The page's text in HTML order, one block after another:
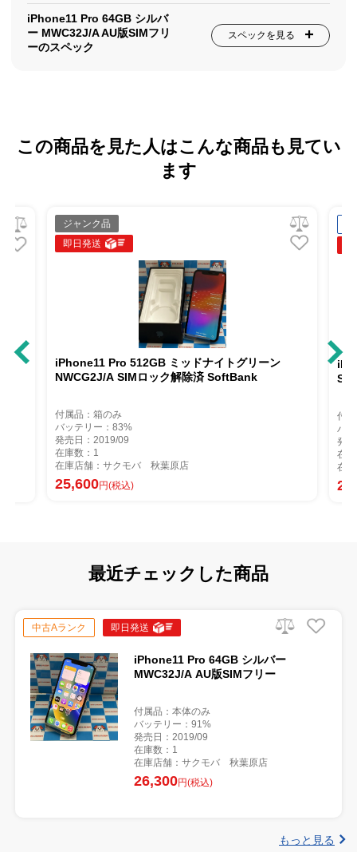
iPhone11 Pro 64GB シルバ
ー MWC32J/A AU版SIMフリ
ーのスペック
スペックを見る
この商品を見た人はこんな商品も見てい
ます
ジャンク品
即日発送
iPhone11 Pro 512GB ミッドナイトグリーン
NWCG2J/A SIMロック解除済 SoftBank
付属品：箱のみ
バッテリー：83%
発売日：2019/09
在庫数：1
在庫店舗：サクモバ 秋葉原店
25,600円(税込)
付
バ
発
在
在
最近チェックした商品
中古Aランク 即日発送
iPhone11 Pro 64GB シルバー
MWC32J/A AU版SIMフリー
付属品：本体のみ
バッテリー：91%
発売日：2019/09
在庫数：1
在庫店舗：サクモバ 秋葉原店
26,300円(税込)
もっと見る